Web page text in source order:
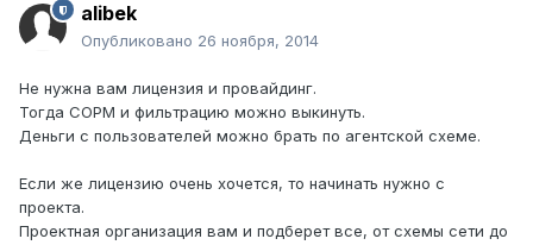
alibek
Опубликовано 26 ноября, 2014
Не нужна вам лицензия и провайдинг.
Тогда СОРМ и фильтрацию можно выкинуть.
Деньги с пользователей можно брать по агентской схеме.
Если же лицензию очень хочется, то начинать нужно с
проекта.
Проектная организация вам и подберет все, от схемы сети до